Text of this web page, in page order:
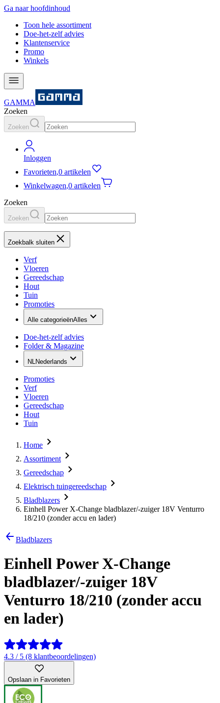
Ga naar hoofdinhoud
Toon hele assortiment
Doe-het-zelf advies
Klantenservice
Promo
Winkels
GAMMA
Zoeken
Zoeken
Inloggen
Favorieten,0 artikelen
Winkelwagen,0 artikelen
Zoeken
Zoeken
Zoekbalk sluiten
Verf
Vloeren
Gereedschap
Hout
Tuin
Promoties
Alle categorieënAlles
Doe-het-zelf advies
Folder & Magazine
NLNederlands
Promoties
Verf
Vloeren
Gereedschap
Hout
Tuin
Home
Assortiment
Gereedschap
Elektrisch tuingereedschap
Bladblazers
Einhell Power X-Change bladblazer/-zuiger 18V Venturro
18/210 (zonder accu en lader)
Bladblazers
Einhell Power X-Change
bladblazer/-zuiger 18V
Venturro 18/210 (zonder accu
en lader)
4.3 / 5 (8 klantbeoordelingen)
Opslaan in Favorieten